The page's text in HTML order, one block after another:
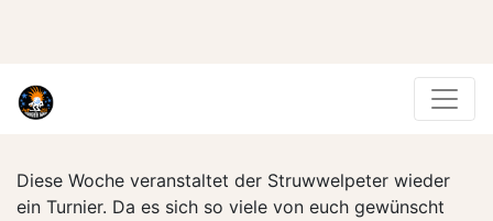
Diese Woche veranstaltet der Struwwelpeter wieder
ein Turnier. Da es sich so viele von euch gewünscht